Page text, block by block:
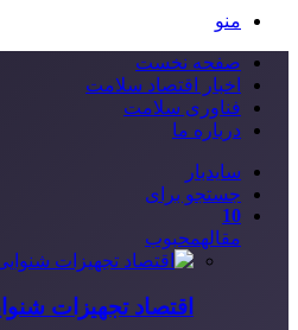
منو
صفحه نخست
اخبار اقتصاد سلامت
فناوری سلامت
درباره ما
سایدبار
جستجو برای
10
مقالهمحبوب
اقتصاد تجهیزات